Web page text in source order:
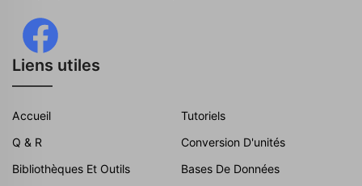
Liens utiles
Accueil
Tutoriels
Q & R
Conversion D'unités
Bibliothèques Et Outils
Bases De Données